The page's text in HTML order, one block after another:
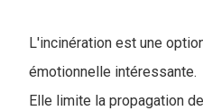
L'incinération est une
émotionnelle intéressante.
Elle limite la propagation